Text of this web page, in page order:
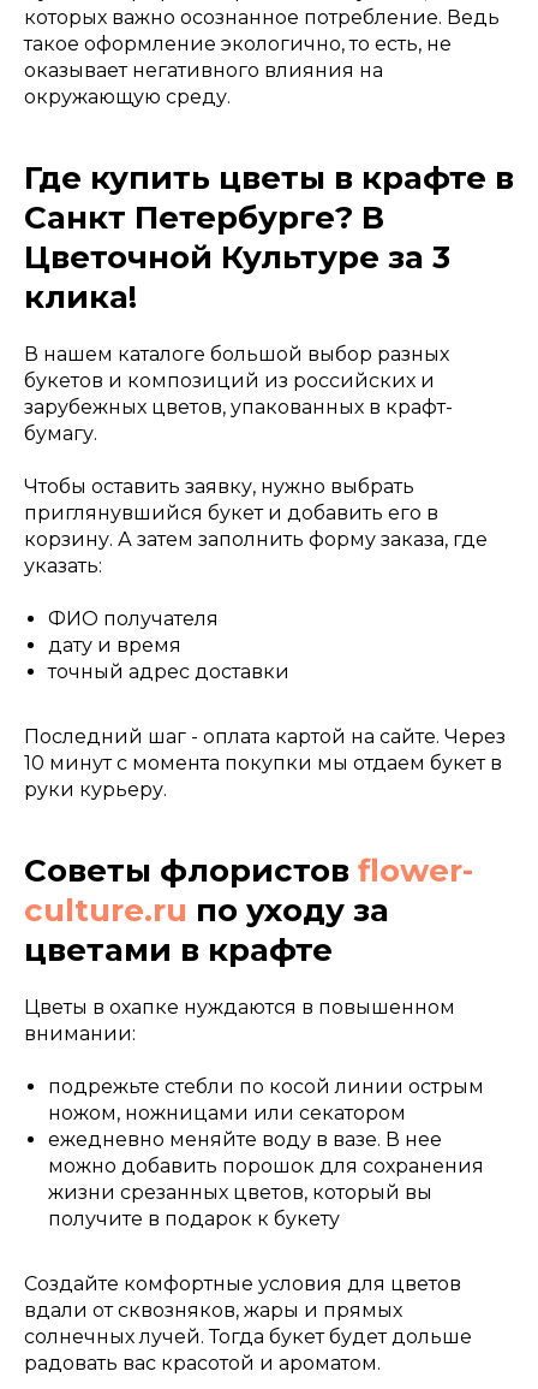
которых важно осознанное потребление. Ведь
такое оформление экологично, то есть, не
оказывает негативного влияния на
окружающую среду.
Где купить цветы в крафте в
Санкт Петербурге? В
Цветочной Культуре за 3
клика!
В нашем каталоге большой выбор разных
букетов и композиций из российских и
зарубежных цветов, упакованных в крафт-
бумагу.
Чтобы оставить заявку, нужно выбрать
приглянувшийся букет и добавить его в
корзину. А затем заполнить форму заказа, где
указать:
ФИО получателя
дату и время
точный адрес доставки
Последний шаг - оплата картой на сайте. Через
10 минут с момента покупки мы отдаем букет в
руки курьеру.
Советы флористов flower-
culture.ru по уходу за
цветами в крафте
Цветы в охапке нуждаются в повышенном
внимании:
подрежьте стебли по косой линии острым
ножом, ножницами или секатором
ежедневно меняйте воду в вазе. В нее
можно добавить порошок для сохранения
жизни срезанных цветов, который вы
получите в подарок к букету
Создайте комфортные условия для цветов
вдали от сквозняков, жары и прямых
солнечных лучей. Тогда букет будет дольше
радовать вас красотой и ароматом.